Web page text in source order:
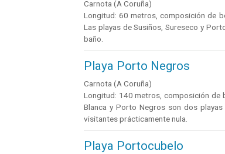
Carnota (A Coruña)
Longitud: 60 metros, composición de
Las playas de Susiños, Sureseco y
baño.
Playa Porto Negros
Carnota (A Coruña)
Longitud: 140 metros, composición de
Blanca y Porto Negros son dos
visitantes prácticamente nula.
Playa Portocubelo